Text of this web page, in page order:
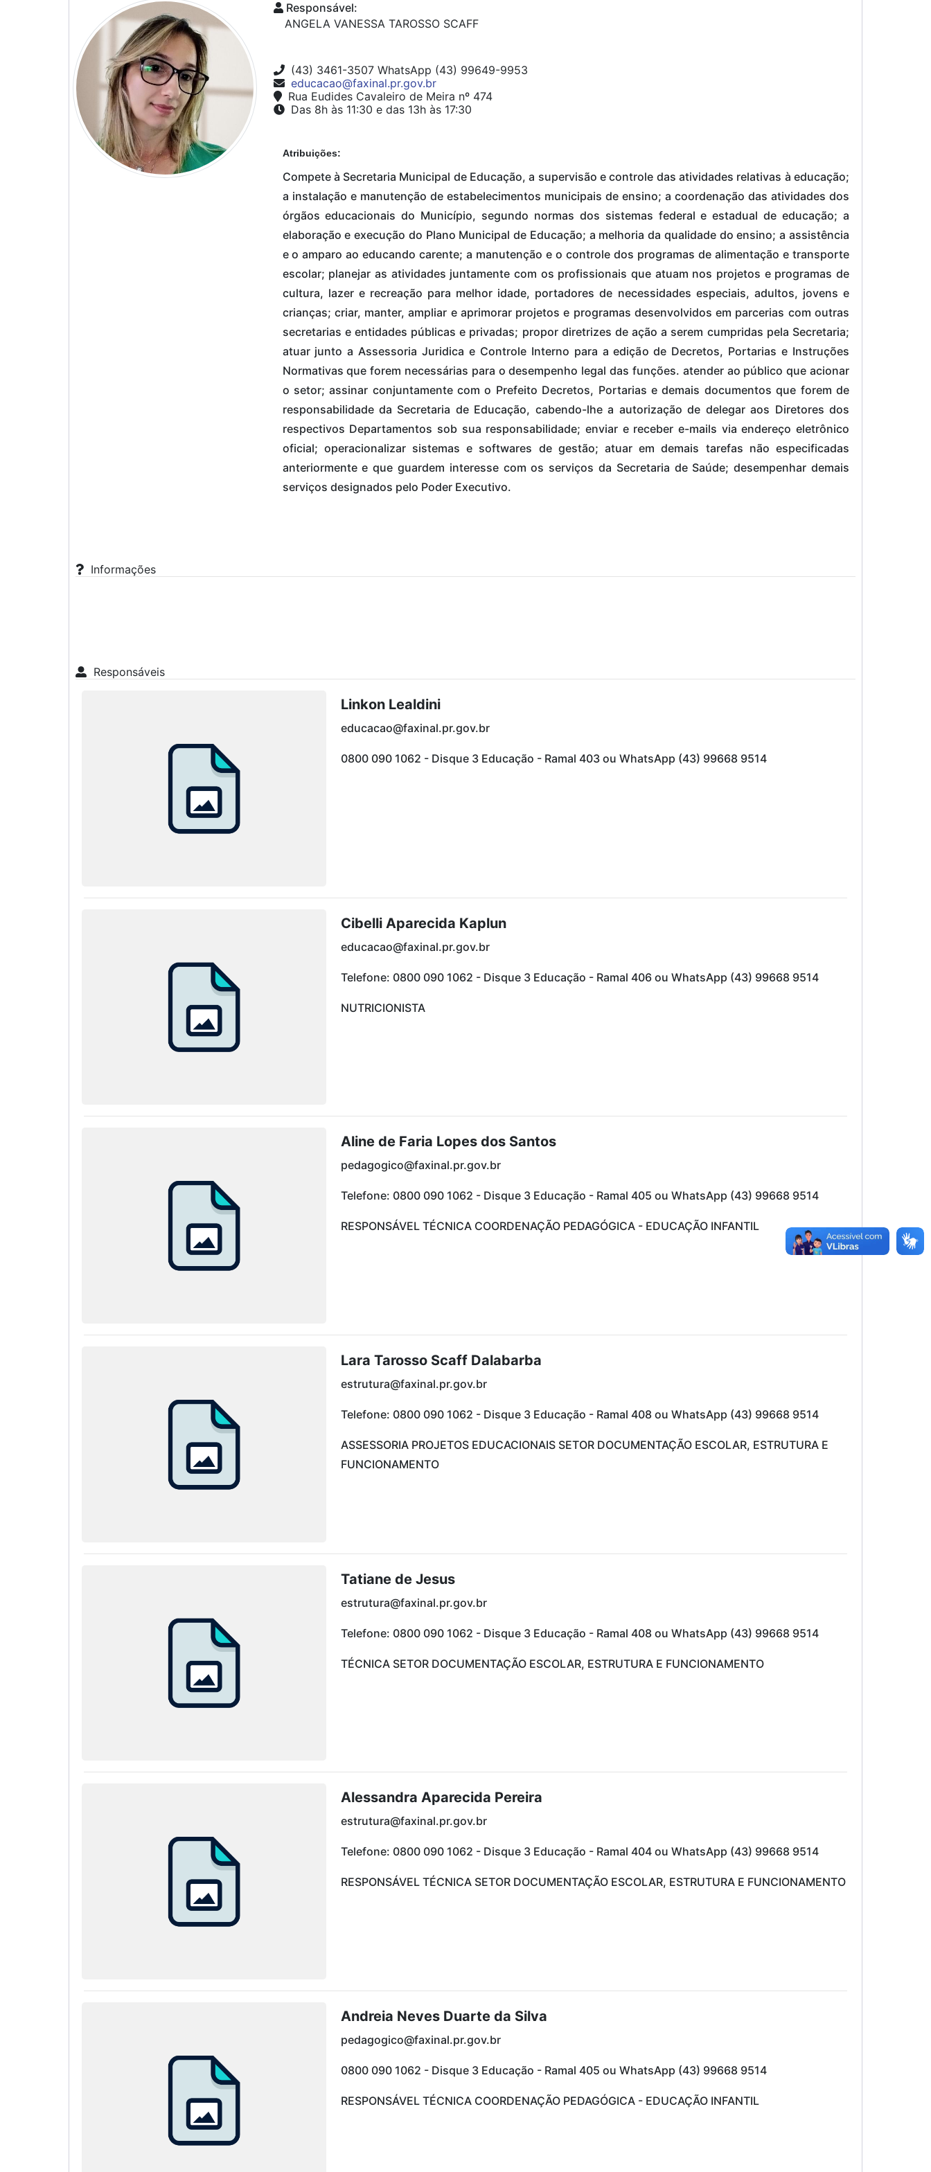
Responsável:
ANGELA VANESSA TAROSSO SCAFF
(43) 3461-3507 WhatsApp (43) 99649-9953
educacao@faxinal.pr.gov.br
Rua Eudides Cavaleiro de Meira nº 474
Das 8h às 11:30 e das 13h às 17:30
Atribuições:
Compete à Secretaria Municipal de Educação, a supervisão e controle das atividades relativas à educação;
a instalação e manutenção de estabelecimentos municipais de ensino; a coordenação das atividades dos
órgãos educacionais do Município, segundo normas dos sistemas federal e estadual de educação; a
elaboração e execução do Plano Municipal de Educação; a melhoria da qualidade do ensino; a assistência
e o amparo ao educando carente; a manutenção e o controle dos programas de alimentação e transporte
escolar; planejar as atividades juntamente com os profissionais que atuam nos projetos e programas de
cultura, lazer e recreação para melhor idade, portadores de necessidades especiais, adultos, jovens e
crianças; criar, manter, ampliar e aprimorar projetos e programas desenvolvidos em parcerias com outras
secretarias e entidades públicas e privadas; propor diretrizes de ação a serem cumpridas pela Secretaria;
atuar junto a Assessoria Juridica e Controle Interno para a edição de Decretos, Portarias e Instruções
Normativas que forem necessárias para o desempenho legal das funções. atender ao público que acionar
o setor; assinar conjuntamente com o Prefeito Decretos, Portarias e demais documentos que forem de
responsabilidade da Secretaria de Educação, cabendo-lhe a autorização de delegar aos Diretores dos
respectivos Departamentos sob sua responsabilidade; enviar e receber e-mails via endereço eletrônico
oficial; operacionalizar sistemas e softwares de gestão; atuar em demais tarefas não especificadas
anteriormente e que guardem interesse com os serviços da Secretaria de Saúde; desempenhar demais
serviços designados pelo Poder Executivo.
Informações
Responsáveis
Linkon Lealdini
educacao@faxinal.pr.gov.br
0800 090 1062 - Disque 3 Educação - Ramal 403 ou WhatsApp (43) 99668 9514
Cibelli Aparecida Kaplun
educacao@faxinal.pr.gov.br
Telefone: 0800 090 1062 - Disque 3 Educação - Ramal 406 ou WhatsApp (43) 99668 9514
NUTRICIONISTA
Aline de Faria Lopes dos Santos
pedagogico@faxinal.pr.gov.br
Telefone: 0800 090 1062 - Disque 3 Educação - Ramal 405 ou WhatsApp (43) 99668 9514
RESPONSÁVEL TÉCNICA COORDENAÇÃO PEDAGÓGICA - EDUCAÇÃO INFANTIL
Lara Tarosso Scaff Dalabarba
estrutura@faxinal.pr.gov.br
Telefone: 0800 090 1062 - Disque 3 Educação - Ramal 408 ou WhatsApp (43) 99668 9514
ASSESSORIA PROJETOS EDUCACIONAIS SETOR DOCUMENTAÇÃO ESCOLAR, ESTRUTURA E
FUNCIONAMENTO
Tatiane de Jesus
estrutura@faxinal.pr.gov.br
Telefone: 0800 090 1062 - Disque 3 Educação - Ramal 408 ou WhatsApp (43) 99668 9514
TÉCNICA SETOR DOCUMENTAÇÃO ESCOLAR, ESTRUTURA E FUNCIONAMENTO
Alessandra Aparecida Pereira
estrutura@faxinal.pr.gov.br
Telefone: 0800 090 1062 - Disque 3 Educação - Ramal 404 ou WhatsApp (43) 99668 9514
RESPONSÁVEL TÉCNICA SETOR DOCUMENTAÇÃO ESCOLAR, ESTRUTURA E FUNCIONAMENTO
Andreia Neves Duarte da Silva
pedagogico@faxinal.pr.gov.br
0800 090 1062 - Disque 3 Educação - Ramal 405 ou WhatsApp (43) 99668 9514
RESPONSÁVEL TÉCNICA COORDENAÇÃO PEDAGÓGICA - EDUCAÇÃO INFANTIL